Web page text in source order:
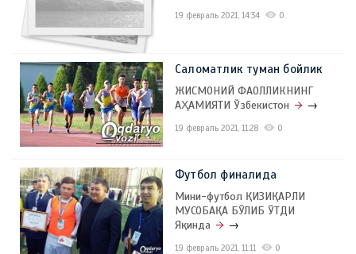
19 февраль 2021, 14:34 0
Саломатлик туман бойлик
ЖИСМОНИЙ ФАОЛЛИКНИНГ
АҲАМИЯТИ Ўзбекистон
→
19 февраль 2021, 11:28 0
Футбол финалида
Мини-футбол ҚИЗИҚАРЛИ
МУСОБАҚА БЎЛИБ ЎТДИ
Яқинда
→
19 февраль 2021, 11:11 0